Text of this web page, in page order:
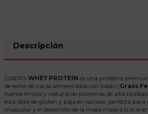
Descripción
226ERS WHEY PROTEIN es una proteína
de leche de vacas alimentadas con pasto (Grass
fuente limpia y natural de proteínas de alta
está libre de gluten y baja en lactosa, perfecta
muscular y el desarrollo de la masa magra tras el